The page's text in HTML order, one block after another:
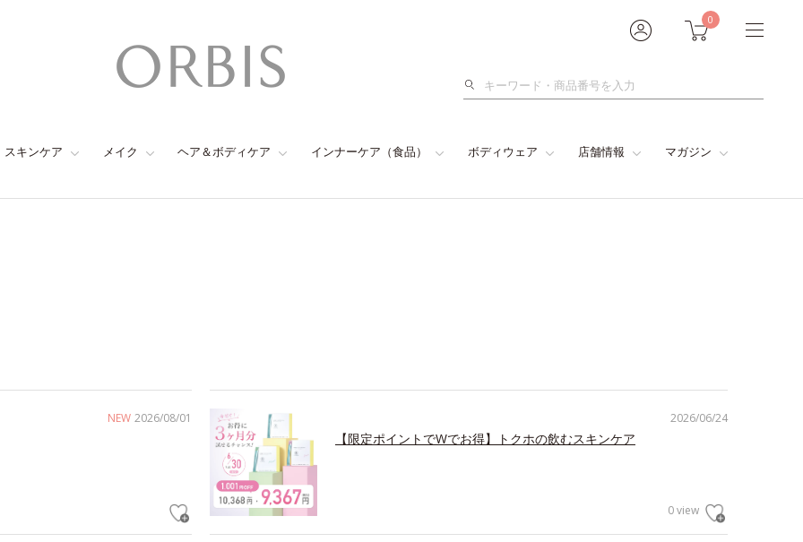
0
検
スキンケア メイク ヘア＆ボディケア インナーケア（食品） ボディウェア 店舗情報 マガジン
NEW 2026/08/01 2026/06/24
【限定ポイントでWでお得】トクホの飲むスキンケア
0 view